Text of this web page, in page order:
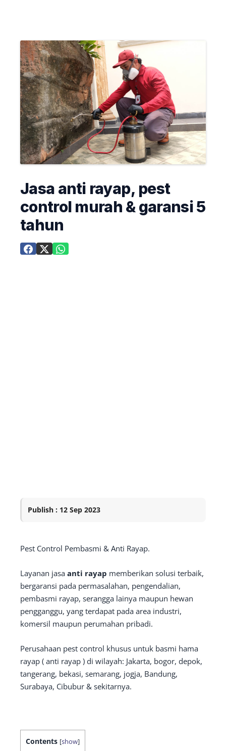
Jasa anti rayap, pest
control murah & garansi 5
tahun
Publish : 12 Sep 2023
Pest Control Pembasmi & Anti Rayap.
Layanan jasa anti rayap memberikan solusi terbaik,
bergaransi pada permasalahan, pengendalian,
pembasmi rayap, serangga lainya maupun hewan
pengganggu, yang terdapat pada area industri,
komersil maupun perumahan pribadi.
Perusahaan pest control khusus untuk basmi hama
rayap ( anti rayap ) di wilayah: Jakarta, bogor, depok,
tangerang, bekasi, semarang, jogja, Bandung,
Surabaya, Cibubur & sekitarnya.
Contents [show]